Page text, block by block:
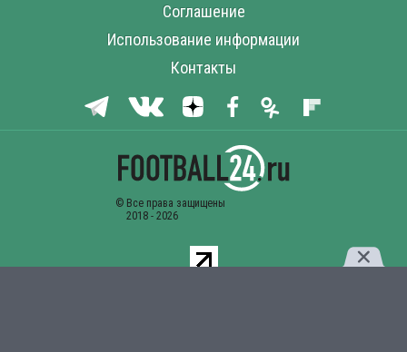
Соглашение
Использование информации
Контакты